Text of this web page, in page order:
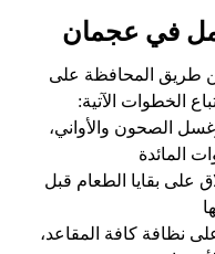
في عجمان
طريق المحافظة على
الخطوات الآتية:
الصحون والأواني،
المائدة
على بقايا الطعام قبل
نظافة كافة المقاعد،